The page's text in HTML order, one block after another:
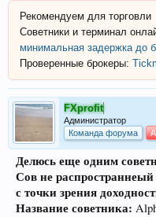
Рекомендуем для торговли
Советники и терминал
минимальная задержка до
Проверенные брокеры:
FXprofit
Администратор
Команда форума
Делюсь еще одним
Сов не
с точки зрения
Название советника: